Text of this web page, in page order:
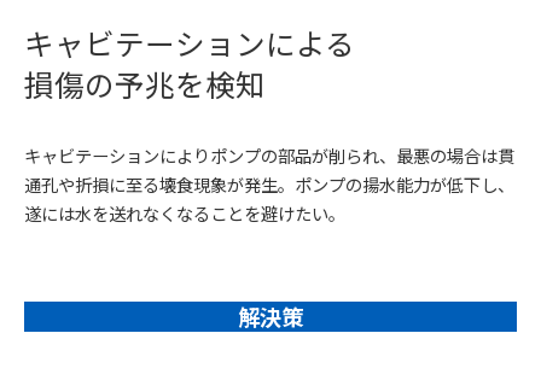
キャビテーションによる
損傷の予兆を検知
キャビテーションによりポンプの部品が削られ、最悪の場合は貫
通孔や折損に至る壊食現象が発生。ポンプの揚水能力が低下し、
遂には水を送れなくなることを避けたい。
解決策